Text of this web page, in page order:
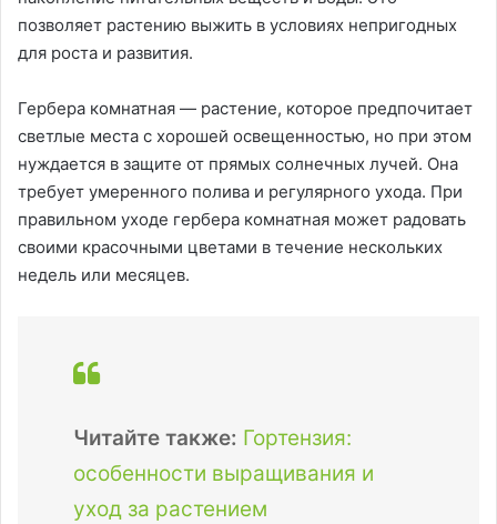
позволяет растению выжить в условиях непригодных
для роста и развития.
Гербера комнатная — растение, которое предпочитает
светлые места с хорошей освещенностью, но при этом
нуждается в защите от прямых солнечных лучей. Она
требует умеренного полива и регулярного ухода. При
правильном уходе гербера комнатная может радовать
своими красочными цветами в течение нескольких
недель или месяцев.
Читайте также: Гортензия:
особенности выращивания и
уход за растением